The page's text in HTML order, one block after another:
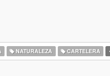
NATURALEZA CARTELERA